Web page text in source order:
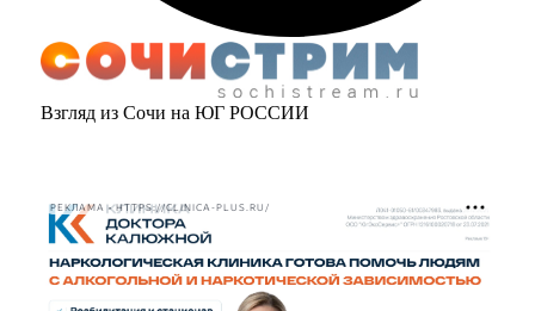
Взгляд из Сочи на ЮГ РОССИИ
РЕКЛАМА • HTTPS://CLINICA-PLUS.RU/